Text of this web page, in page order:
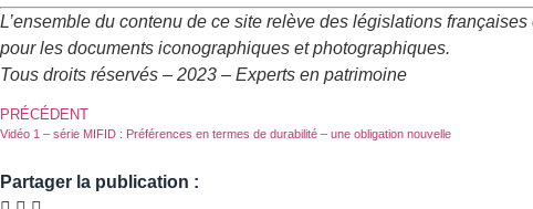
L’ensemble du contenu de ce site relève des législations
pour les documents iconographiques et photographiques.
Tous droits réservés – 2023 – Experts en patrimoine
PRÉCÉDENT
Vidéo 1 – série MIFID : Préférences en termes de durabilité – une obligation nouvelle
Partager la publication :